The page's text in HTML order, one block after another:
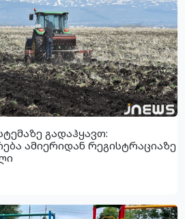
გადაჰყავთ:
ამიერიდან რეგისტრაციაზე